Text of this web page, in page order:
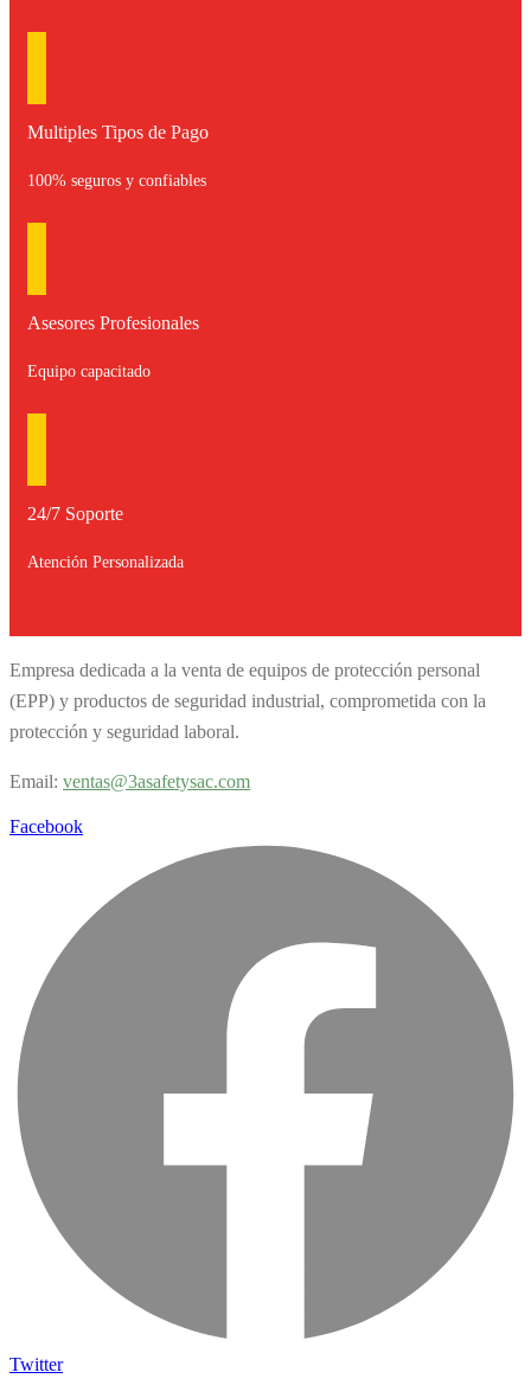
Multiples Tipos de Pago
100% seguros y confiables
Asesores Profesionales
Equipo capacitado
24/7 Soporte
Atención Personalizada
Empresa dedicada a la venta de equipos de protección personal
(EPP) y productos de seguridad industrial, comprometida con la
protección y seguridad laboral.
Email: ventas@3asafetysac.com
Facebook
Twitter